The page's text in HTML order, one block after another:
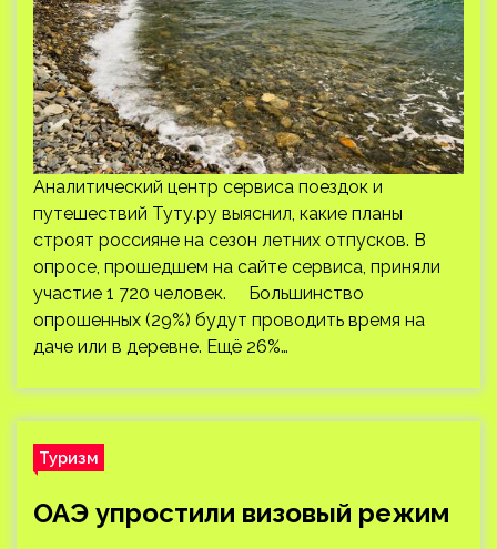
Аналитический центр сервиса поездок и
путешествий Туту.ру выяснил, какие планы
строят россияне на сезон летних отпусков. В
опросе, прошедшем на сайте сервиса, приняли
участие 1 720 человек. Большинство
опрошенных (29%) будут проводить время на
даче или в деревне. Ещё 26%…
Туризм
ОАЭ упростили визовый режим